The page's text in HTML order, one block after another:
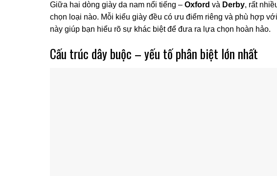
Giữa hai dòng giày da nam nổi tiếng – Oxford và Derby, rất
chọn loại nào. Mỗi kiểu giày đều có ưu điểm riêng và phù hợp
này giúp bạn hiểu rõ sự khác biệt để đưa ra lựa chọn hoàn hảo.
Cấu trúc dây buộc – yếu tố phân biệt lớn nhất